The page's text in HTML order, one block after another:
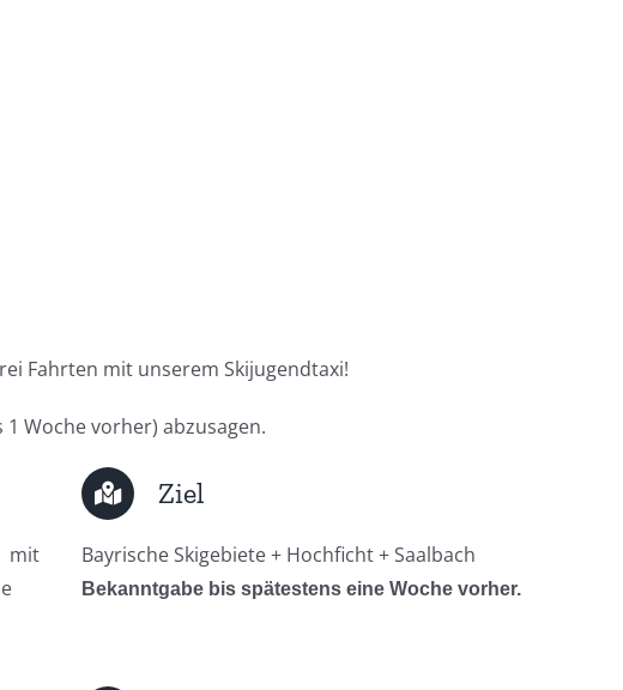
Fahrten mit unserem Skijugendtaxi!
Woche vorher) abzusagen.
mit
Ziel
Bayrische Skigebiete + Hochficht + Saalbach
Bekanntgabe bis spätestens eine Woche vorher.